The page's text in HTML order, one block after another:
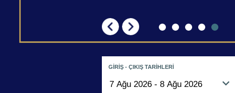
GİRİŞ - ÇIKIŞ TARİHLERİ